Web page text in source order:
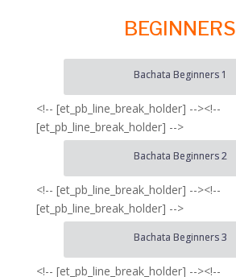
BEGINNERS
Bachata Beginners 1
<!-- [et_pb_line_break_holder] --><!--
[et_pb_line_break_holder] -->
Bachata Beginners 2
<!-- [et_pb_line_break_holder] --><!--
[et_pb_line_break_holder] -->
Bachata Beginners 3
<!-- [et_pb_line_break_holder] --><!--